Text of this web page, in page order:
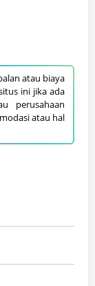
atau biaya
ini jika ada
perusahaan
atau hal